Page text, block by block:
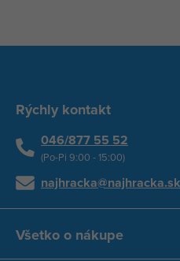
Rýchly kontakt
046/877 55 52
(Po-Pi 9:00 - 15:00)
najhracka@najhracka.sk
Všetko o nákupe